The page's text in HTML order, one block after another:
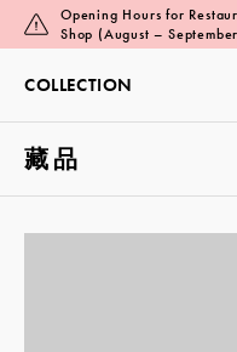
Opening Hours for
Shop (August –
COLLECTION
藏品